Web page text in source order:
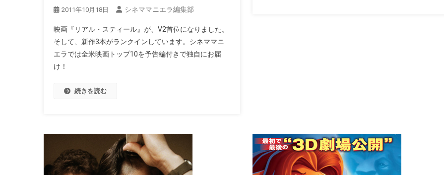
2011年10月18日 シネママニエラ編集部
映画『リアル・スティール』が、V2首位になりました。
そして、新作3本がランクインしています。シネママニ
エラでは全米映画トップ10を予告編付きで独自にお届
け！
続きを読む